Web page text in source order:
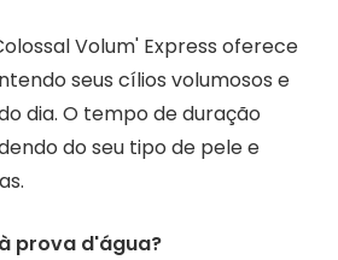
Volum' Express oferece
seus cílios volumosos e
dia. O tempo de duração
do seu tipo de pele e
prova d'água?